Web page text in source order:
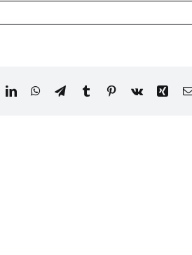
LinkedInWhatsApp
TelegramTumblr Pinterest
Vk Xing